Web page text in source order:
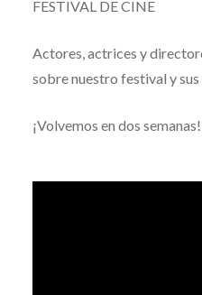
FESTIVAL DE CINE
Actores, actrices y
sobre nuestro festival y
¡Volvemos en dos